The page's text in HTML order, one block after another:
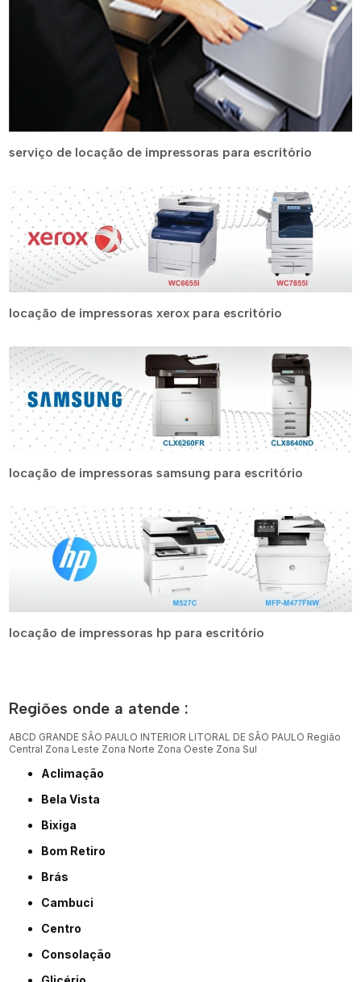
serviço de locação de impressoras para escritório
locação de impressoras xerox para escritório
locação de impressoras samsung para escritório
locação de impressoras hp para escritório
Regiões onde a atende :
ABCD GRANDE SÃO PAULO INTERIOR LITORAL DE SÃO PAULO Região
Central Zona Leste Zona Norte Zona Oeste Zona Sul
Aclimação
Bela Vista
Bixiga
Bom Retiro
Brás
Cambuci
Centro
Consolação